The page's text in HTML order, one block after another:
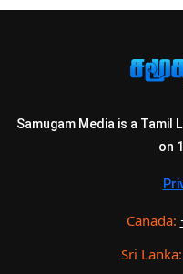
Samugam Media is a Tamil
on
Canada:
Sri Lanka: